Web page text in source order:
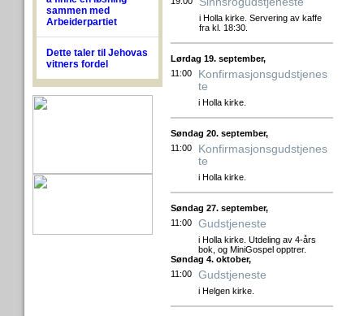
sammen med
Arbeiderpartiet
Dette taler til Jehovas
vitners fordel
i Holla kirke. Servering av kaffe
fra kl. 18:30.
Lørdag 19. september,
11:00
Konfirmasjonsgudstjenes
te
i Holla kirke.
Søndag 20. september,
11:00
Konfirmasjonsgudstjenes
te
i Holla kirke.
Søndag 27. september,
11:00
Gudstjeneste
i Holla kirke. Utdeling av 4-års
bok, og MiniGospel opptrer.
Søndag 4. oktober,
11:00
Gudstjeneste
i Helgen kirke.